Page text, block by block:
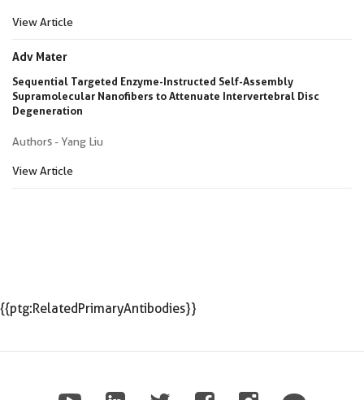
View Article
Adv Mater
Sequential Targeted Enzyme-Instructed Self-Assembly
Supramolecular Nanofibers to Attenuate Intervertebral Disc
Degeneration
Authors - Yang Liu
View Article
{{ptg:RelatedPrimaryAntibodies}}